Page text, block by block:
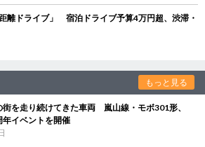
離ドライブ」 宿泊ドライブ予算4万円超、渋滞・
もっと見る
街を走り続けてきた車両 嵐山線・モボ301形、
イベントを開催